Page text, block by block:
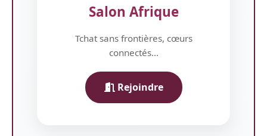
Salon Afrique
Tchat sans frontières, cœurs
connectés...
Rejoindre